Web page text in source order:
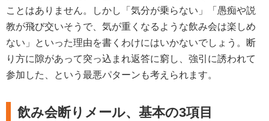
ことはありません。しかし「気分が乗らない」「愚痴や説
教が飛び交いそうで、気が重くなるような飲み会は楽しめ
ない」といった理由を書くわけにはいかないでしょう。断
り方に隙があって突っ込まれ返答に窮し、強引に誘われて
参加した、という最悪パターンも考えられます。
飲み会断りメール、基本の3項目